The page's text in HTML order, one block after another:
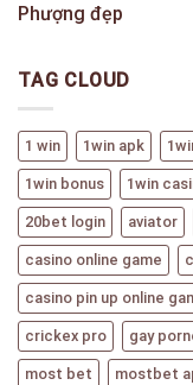
Phượng đẹp
TAG CLOUD
1 win 1win apk
1win bonus 1win
20bet login aviator
casino online game
casino pin up online
crickex pro gay
most bet mostbet